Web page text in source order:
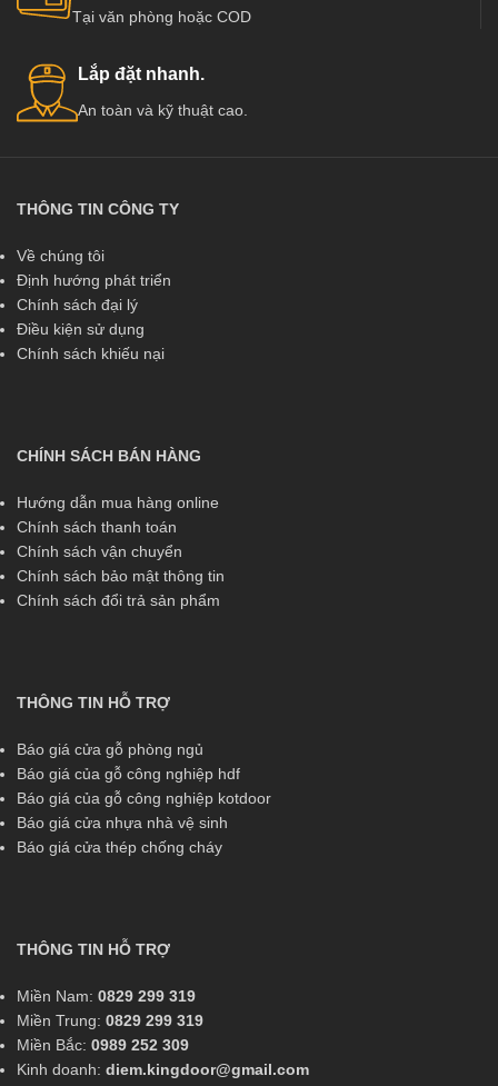
Tại văn phòng hoặc COD
Lắp đặt nhanh.
An toàn và kỹ thuật cao.
THÔNG TIN CÔNG TY
Về chúng tôi
Định hướng phát triển
Chính sách đại lý
Điều kiện sử dụng
Chính sách khiếu nại
CHÍNH SÁCH BÁN HÀNG
Hướng dẫn mua hàng online
Chính sách thanh toán
Chính sách vận chuyển
Chính sách bảo mật thông tin
Chính sách đổi trả sản phẩm
THÔNG TIN HỖ TRỢ
Báo giá cửa gỗ phòng ngủ
Báo giá của gỗ công nghiệp hdf
Báo giá của gỗ công nghiệp kotdoor
Báo giá cửa nhựa nhà vệ sinh
Báo giá cửa thép chống cháy
THÔNG TIN HỖ TRỢ
Miền Nam: 0829 299 319
Miền Trung: 0829 299 319
Miền Bắc: 0989 252 309
Kinh doanh: diem.kingdoor@gmail.com